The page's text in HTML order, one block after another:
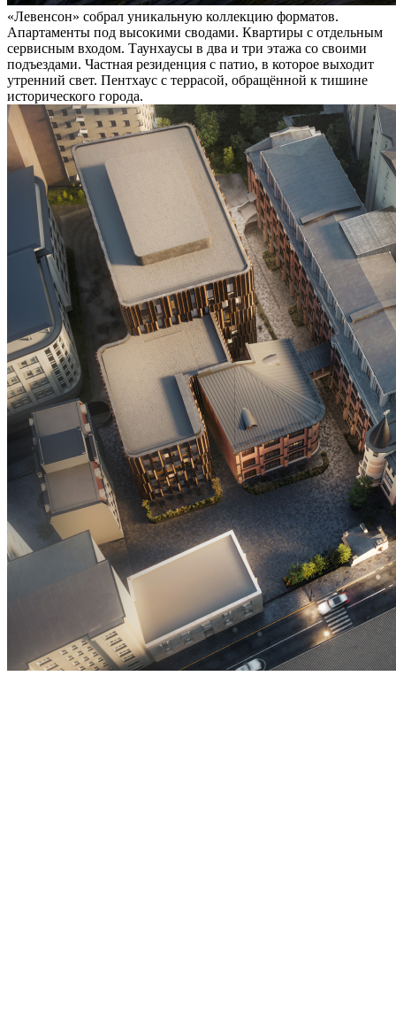
«Левенсон» собрал уникальную коллекцию форматов.
Апартаменты под высокими сводами. Квартиры с отдельным
сервисным входом. Таунхаусы в два и три этажа со своими
подъездами. Частная резиденция с патио, в которое выходит
утренний свет. Пентхаус с террасой, обращённой к тишине
исторического города.